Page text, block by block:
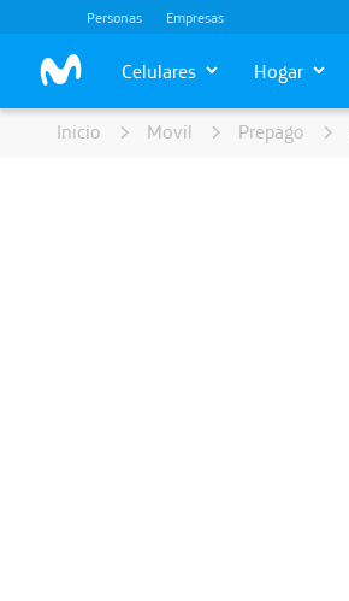
Personas Empresas
Celulares Hogar
Inicio Movil Prepago